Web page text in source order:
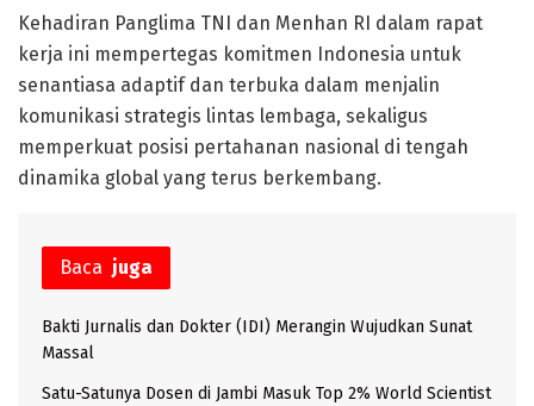
Kehadiran Panglima TNI dan Menhan RI dalam rapat
kerja ini mempertegas komitmen Indonesia untuk
senantiasa adaptif dan terbuka dalam menjalin
komunikasi strategis lintas lembaga, sekaligus
memperkuat posisi pertahanan nasional di tengah
dinamika global yang terus berkembang.
Baca juga
Bakti Jurnalis dan Dokter (IDI) Merangin Wujudkan Sunat
Massal
Satu-Satunya Dosen di Jambi Masuk Top 2% World Scientist